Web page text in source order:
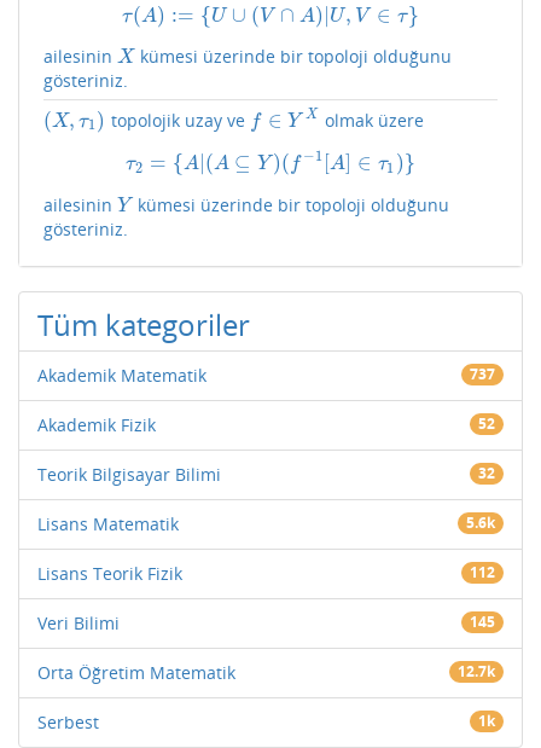
τ(A) := {U ∪ (V ∩ A)|U, V ∈ τ}
τ( A) :={ U∪(V∩ A) |U, V∈τ }
ailesinin X
X kümesi üzerinde bir topoloji olduğunu
gösteriniz.
(X, τ1)
(X,τ1) topolojik uzay ve f ∈ Y X
f∈YX olmak üzere
τ2 = {A| (A ⊆ Y )( f −1 [A] ∈ τ1 )}
τ 2= A|( A⊆ Y)(f− 1[A] ∈τ )}
ailesinin Y
Y kümesi üzerinde bir topoloji olduğunu
gösteriniz.
Tüm kategoriler
Akademik Matematik 737
Akademik Fizik 52
Teorik Bilgisayar Bilimi 32
Lisans Matematik 5.6k
Lisans Teorik Fizik 112
Veri Bilimi 145
Orta Öğretim Matematik 12.7k
Serbest 1k